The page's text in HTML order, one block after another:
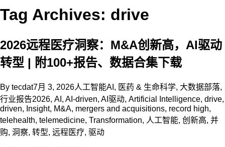
Tag Archives: drive
2026远程医疗洞察：M&A创新高，AI驱动
转型 | 附100+报告、数据合集下载
By tecdat7月 3, 2026人工智能AI , 医药 & 生命科学, 大数据部落,
行业报告2026, AI , AI-driven, AI驱动, Artificial Intelligence, drive,
driven, Insight, M&A, mergers and acquisitions, record high,
telehealth, telemedicine, Transformation, 人工智能, 创新高, 并
购, 洞察, 转型, 远程医疗, 驱动